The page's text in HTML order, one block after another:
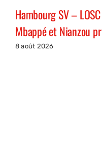
Hambourg SV –
Mbappé et Nianzou
8 août 2026